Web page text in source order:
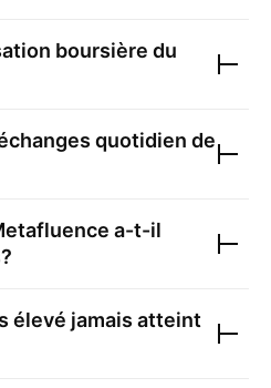
boursière du
quotidien de
a-t-il
élevé jamais atteint